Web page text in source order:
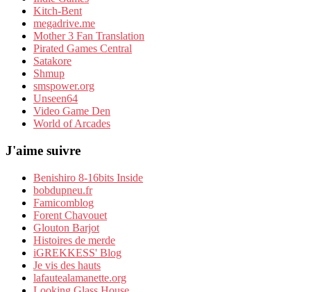
Kitch-Bent
megadrive.me
Mother 3 Fan Translation
Pirated Games Central
Satakore
Shmup
smspower.org
Unseen64
Video Game Den
World of Arcades
J'aime suivre
Benishiro 8-16bits Inside
bobdupneu.fr
Famicomblog
Forent Chavouet
Glouton Barjot
Histoires de merde
iGREKKESS' Blog
Je vis des hauts
lafautealamanette.org